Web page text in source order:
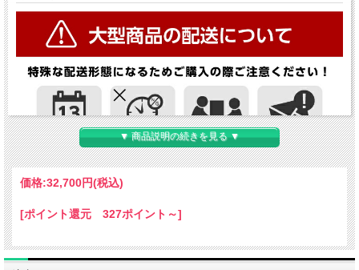
▼ 商品説明の続きを見る ▼
価格:32,700円(税込)
[ポイント還元 327ポイント～]